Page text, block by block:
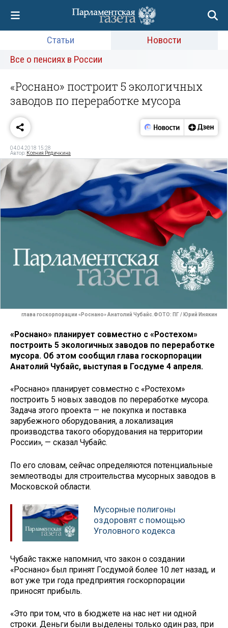
Статьи
Новости
Все о пенсиях в России
«Роснано» построит 5 экологичных
заводов по переработке мусора
04.04.2018 15:28
Автор: Ксения Редичкина
глава госкорпорации «Роснано» Анатолий Чубайс.ФОТО: ПГ / Юрий Инякин
«Роснано» планирует совместно с «Ростехом»
построить 5 экологичных заводов по переработке
мусора. Об этом сообщил глава госкорпорации
Анатолий Чубайс, выступая в Госдуме 4 апреля.
«Роснано» планирует совместно с «Ростехом»
построить 5 новых заводов по переработке мусора.
Задача этого проекта — не покупка и поставка
зарубежного оборудования, а локализация
производства такого оборудования на территории
России», — сказал Чубайс.
По его словам, сейчас определяются потенциальные
землеотводы для строительства мусорных заводов в
Московской области.
Мусорные полигоны
оздоровят с помощью
Уголовного кодекса
Чубайс также напомнил, что закон о создании
«Роснано» был принят Госдумой более 10 лет назад, и
вот уже три года предприятия госкорпорации
приносят прибыль.
«Это при том, что в бюджете на нас нет ни одной
строки. Деньги были выделены только один раз, при